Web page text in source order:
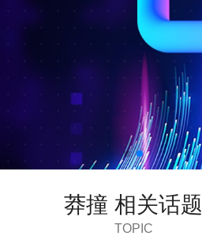
莽撞 相关话题
TOPIC